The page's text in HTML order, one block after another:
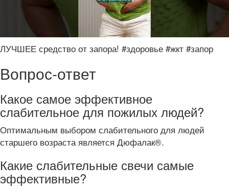
ЛУЧШЕЕ средство от запора! #здоровье #жкт #запор
Вопрос-ответ
Какое самое эффективное
слабительное для пожилых людей?
Оптимальным выбором слабительного для людей
старшего возраста является Дюфалак®.
Какие слабительные свечи самые
эффективные?